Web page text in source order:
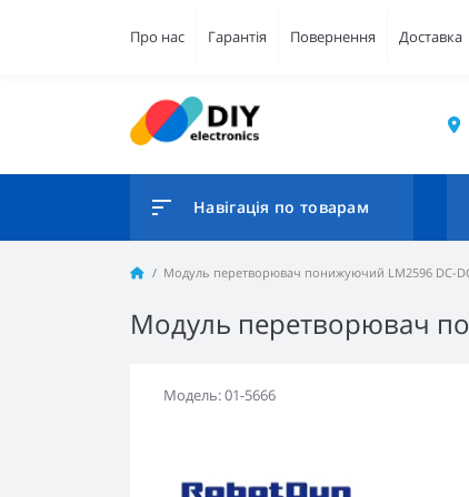
Про нас Гарантія Повернення Доставка
Навігація по товарам
Модуль перетворювач понижуючий LM2596 DC-
Модуль перетворювач
Модель: 01-5666